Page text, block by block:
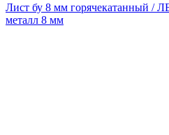
Лист бу 8 мм горячекатанный /
металл 8 мм